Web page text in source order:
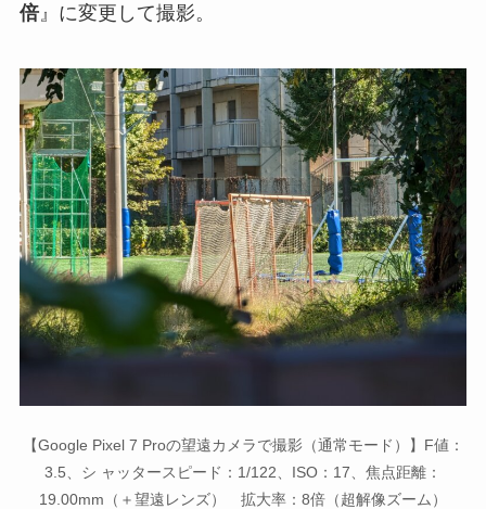
倍』に変更して撮影。
【Google Pixel 7 Proの望遠カメラで撮影（通常モード）】F値：
3.5、シ ャッタースピード：1/122、ISO：17、焦点距離：
19.00mm（＋望遠レンズ） 拡大率：8倍（超解像ズーム）